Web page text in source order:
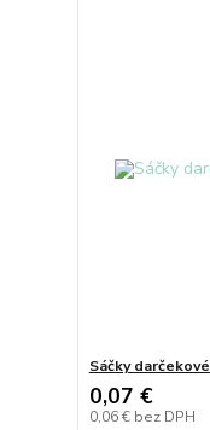
Sáčky
0,07 €
0,06 € bez DPH